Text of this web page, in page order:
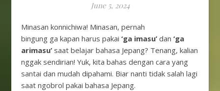
June 5, 2024
Minasan konnichiwa! Minasan, pernah
bingung ga kapan harus pakai ‘ga imasu’ dan ‘ga
arimasu’ saat belajar bahasa Jepang? Tenang, kalian
nggak sendirian! Yuk, kita bahas dengan cara yang
santai dan mudah dipahami. Biar nanti tidak salah lagi
saat ngobrol pakai bahasa Jepang.